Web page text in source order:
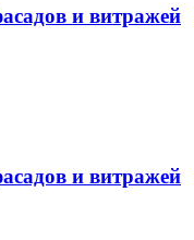
и витражей
и витражей